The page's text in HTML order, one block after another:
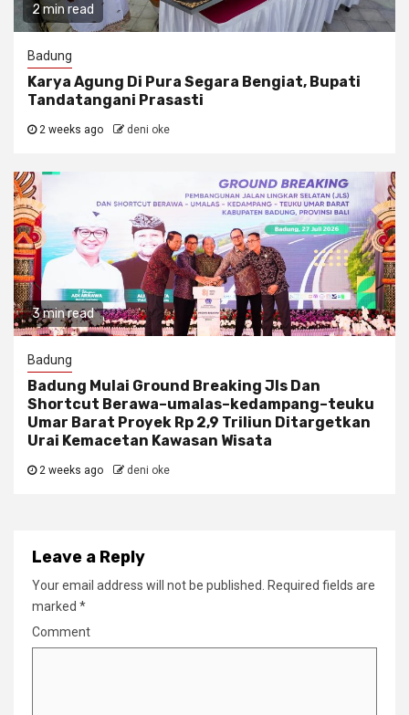
2 min read
Badung
Karya Agung Di Pura Segara Bengiat, Bupati
Tandatangani Prasasti
2 weeks ago deni oke
3 min read
Badung
Badung Mulai Ground Breaking Jls Dan
Shortcut Berawa–umalas–kedampang–teuku
Umar Barat Proyek Rp 2,9 Triliun Ditargetkan
Urai Kemacetan Kawasan Wisata
2 weeks ago deni oke
Leave a Reply
Your email address will not be published.
Required fields are
marked *
Comment